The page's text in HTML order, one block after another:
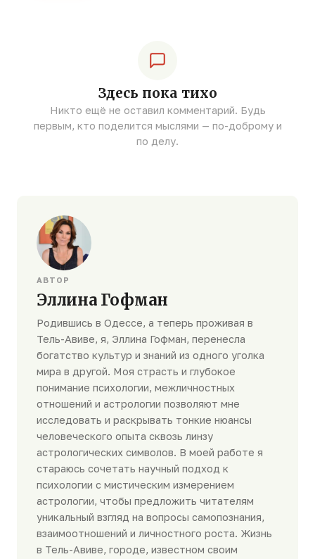
Здесь пока тихо
Никто ещё не оставил комментарий. Будь
первым, кто поделится мыслями — по-доброму и
по делу.
АВТОР
Эллина Гофман
Родившись в Одессе, а теперь проживая в
Тель-Авиве, я, Эллина Гофман, перенесла
богатство культур и знаний из одного уголка
мира в другой. Моя страсть и глубокое
понимание психологии, межличностных
отношений и астрологии позволяют мне
исследовать и раскрывать тонкие нюансы
человеческого опыта сквозь линзу
астрологических символов. В моей работе я
стараюсь сочетать научный подход к
психологии с мистическим измерением
астрологии, чтобы предложить читателям
уникальный взгляд на вопросы самопознания,
взаимоотношений и личностного роста. Жизнь
в Тель-Авиве, городе, известном своим